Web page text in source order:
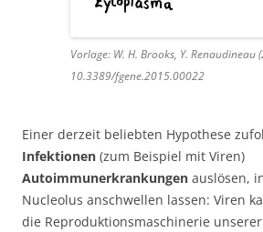
Vorlage: W. H. Brooks, Y. Renaudineau
10.3389/fgene.2015.00022
Einer derzeit beliebten Hypothese
Infektionen (zum Beispiel mit Viren)
Autoimmunerkrankungen auslösen,
Nucleolus anschwellen lassen: Viren
die Reproduktionsmaschinerie